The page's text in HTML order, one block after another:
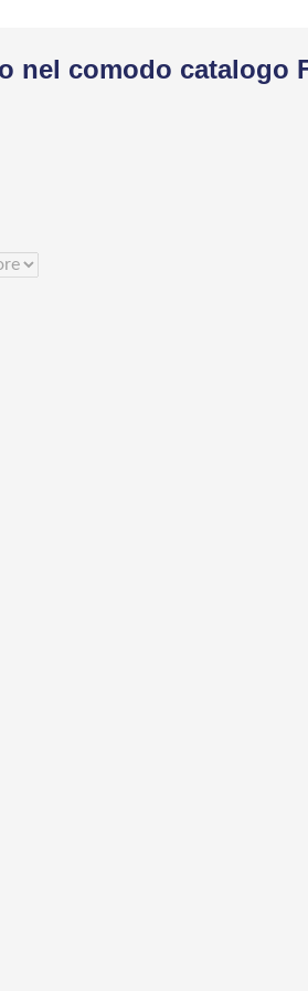
nel comodo catalogo